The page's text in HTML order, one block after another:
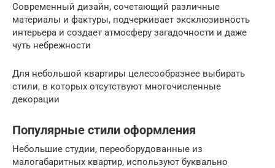
Современный дизайн, сочетающий различные
материалы и фактуры, подчеркивает эксклюзивность
интерьера и создает атмосферу загадочности и даже
чуть небрежности
Для небольшой квартиры целесообразнее выбирать
стили, в которых отсутствуют многочисленные
декорации
Популярные стили оформления
Небольшие студии, переоборудованные из
малогабаритных квартир, используют буквально